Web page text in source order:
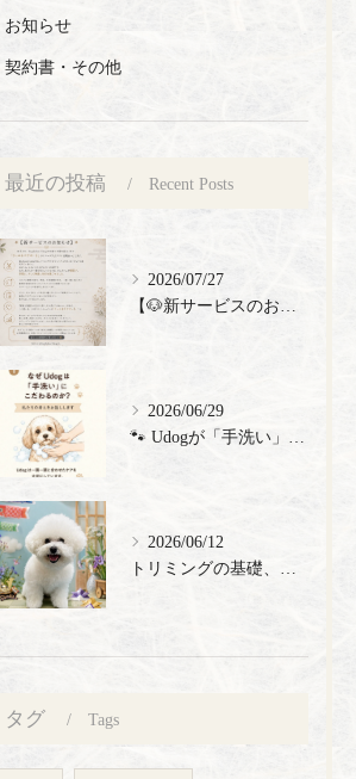
お知らせ
契約書・その他
最近の投稿 Recent Posts
2026/07/27
2026/06/29
2026/06/12
タグ Tags